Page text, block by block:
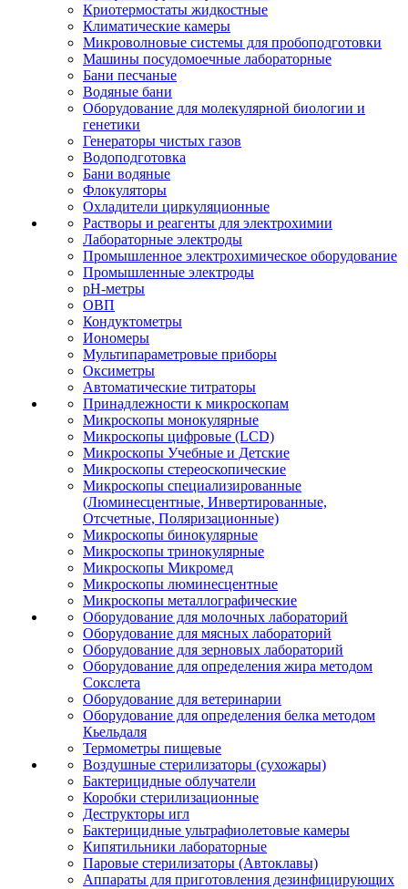
Криотермостаты жидкостные
Климатические камеры
Микроволновые системы для пробоподготовки
Машины посудомоечные лабораторные
Бани песчаные
Водяные бани
Оборудование для молекулярной биологии и
генетики
Генераторы чистых газов
Водоподготовка
Бани водяные
Флокуляторы
Охладители циркуляционные
Растворы и реагенты для электрохимии
Лабораторные электроды
Промышленное электрохимическое оборудование
Промышленные электроды
pH-метры
ОВП
Кондуктометры
Иономеры
Мультипараметровые приборы
Оксиметры
Автоматические титраторы
Принадлежности к микроскопам
Микроскопы монокулярные
Микроскопы цифровые (LCD)
Микроскопы Учебные и Детские
Микроскопы стереоскопические
Микроскопы специализированные
(Люминесцентные, Инвертированные,
Отсчетные, Поляризационные)
Микроскопы бинокулярные
Микроскопы тринокулярные
Микроскопы Микромед
Микроскопы люминесцентные
Микроскопы металлографические
Оборудование для молочных лабораторий
Оборудование для мясных лабораторий
Оборудование для зерновых лабораторий
Оборудование для определения жира методом
Сокслета
Оборудование для ветеринарии
Оборудование для определения белка методом
Кьельдаля
Термометры пищевые
Воздушные стерилизаторы (сухожары)
Бактерицидные облучатели
Коробки стерилизационные
Деструкторы игл
Бактерицидные ультрафиолетовые камеры
Кипятильники лабораторные
Паровые стерилизаторы (Автоклавы)
Аппараты для приготовления дезинфицирующих